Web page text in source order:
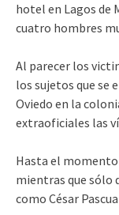
hotel en Lagos de
cuatro hombres
Al parecer los
los sujetos que se
Oviedo en la
extraoficiales las
Hasta el
mientras que sólo
como César